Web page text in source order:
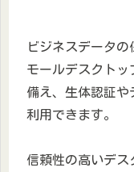
ビジネスデータ
モールデスクトッ
備え、生体認証や
利用できます。
信頼性の高いデス